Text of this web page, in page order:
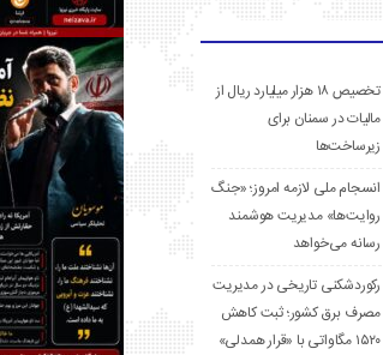
تخصیص ۱۸ هزار میلیارد ریال از
مالیات در سمنان برای
زیرساخت‌ها
انسجام ملی لازمه امروز؛ «جنگ
روایت‌ها» مدیریت هوشمند
رسانه می‌خواهد
رکوردشکنی تاریخی در مدیریت
مصرف برق کشور؛ ثبت کاهش
۱۵۲۰ مگاواتی با «قرار همدلی»